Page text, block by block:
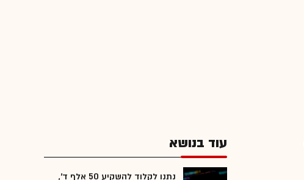
עוד בנושא
נתנו לקלוד להשקיע 50 אלף ד',